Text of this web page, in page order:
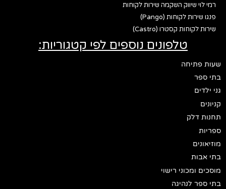
רמי לוי שיווק השקמה שירות לקוחות
פנגו שירות לקוחות (Pango)
שירות לקוחות קסטרו (Castro)
טלפונים נוספים לפי קטגוריות:
שעות פתיחה
בתי ספר
גני ילדים
קניונים
תחנות דלק
ספריות
מוזיאונים
בתי אבות
מוסכים ומכוני רישוי
בתי ספר לנהיגה